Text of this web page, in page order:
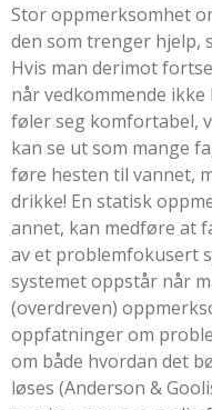
Stor oppmerksomhet
den som trenger hjelp,
Hvis man derimot
når vedkommende
føler seg komfortabel,
kan se ut som mange
føre hesten til vannet,
drikke! En statisk
annet, kan medføre at
av et problemfokusert
systemet oppstår når
(overdreven)
oppfatninger om
om både hvordan det
løses (Anderson &